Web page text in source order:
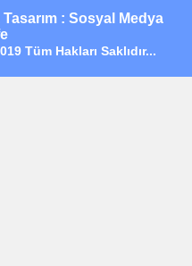
: Sosyal Medya
Tüm Hakları Saklıdır...